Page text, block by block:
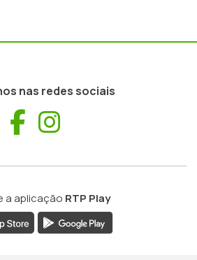
nas redes sociais
Facebook
a aplicação RTP Play